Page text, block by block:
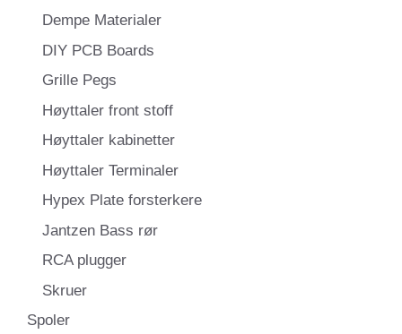
Dempe Materialer
DIY PCB Boards
Grille Pegs
Høyttaler front stoff
Høyttaler kabinetter
Høyttaler Terminaler
Hypex Plate forsterkere
Jantzen Bass rør
RCA plugger
Skruer
Spoler